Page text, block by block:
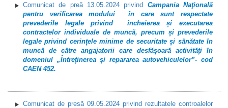
Comunicat de preă 13.05.2024 privind Campania Naţională
pentru verificarea modului în care sunt respectate
prevederile legale privind încheierea și executarea
contractelor individuale de muncă, precum și prevederile
legale privind cerințele minime de securitate și sănătate în
muncă de către angajatorii care desfășoară activități în
domeniul „Întreținerea și repararea autovehiculelor”- cod
CAEN 452.
Comunicat de presă 09.05.2024 privind rezultatele controalelor